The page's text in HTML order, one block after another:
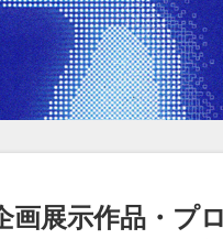
画展示作品・プ